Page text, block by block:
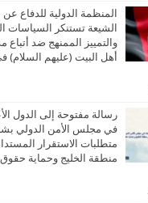
المنظمة الدولية للدفاع
الشيعة تستنكر السياسات
والتمييز الممنهج ضد أتباع
أهل البيت (عليهم السلام)
رسالة مفتوحة إلى الدول
في مجلس الأمن الدولي
متطلبات الاستقرار
منطقة الخليج وحماية حقوق